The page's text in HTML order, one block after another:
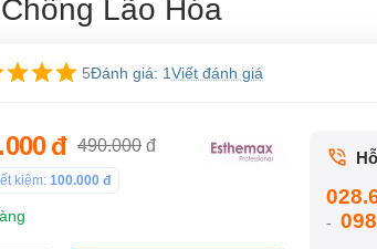
Lão Hóa
5Đánh giá: 1Viết đánh giá
đ 490.000 đ
kiệm: 100.000 đ
-